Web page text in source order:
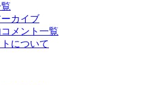
カイブ
メント一覧
について